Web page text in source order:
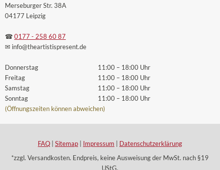
Merseburger Str. 38A
04177 Leipzig
☎ 0177 - 258 60 87
✉ info@theartistispresent.de
Donnerstag
Freitag
Samstag
Sonntag
11:00 – 18:00 Uhr
11:00 – 18:00 Uhr
11:00 – 18:00 Uhr
11:00 – 18:00 Uhr
(Öffnungszeiten können abweichen)
FAQ Sitemap Impressum
Datenschutzerklärung
*zzgl. Versandkosten. Endpreis, keine Ausweisung der MwSt. nach §19
UStG.